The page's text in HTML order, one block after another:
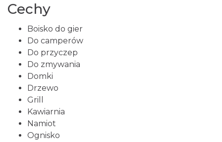
Cechy
Boisko do gier
Do camperów
Do przyczep
Do zmywania
Domki
Drzewo
Grill
Kawiarnia
Namiot
Ognisko